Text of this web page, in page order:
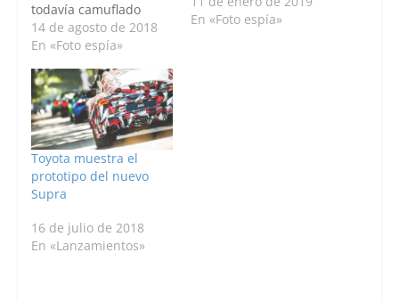
todavía camuflado
junto a su “primo” el
nuevo Toyota Supra.
de BMW todo apunta
que la versión filtrada
llevaba un kit estético
exterior M, mientras
que este modelo del
video podría…
14 de agosto de 2018
En «Foto espía»
En «Foto espía»
Toyota muestra el
prototipo del nuevo
Supra
16 de julio de 2018
En «Lanzamientos»